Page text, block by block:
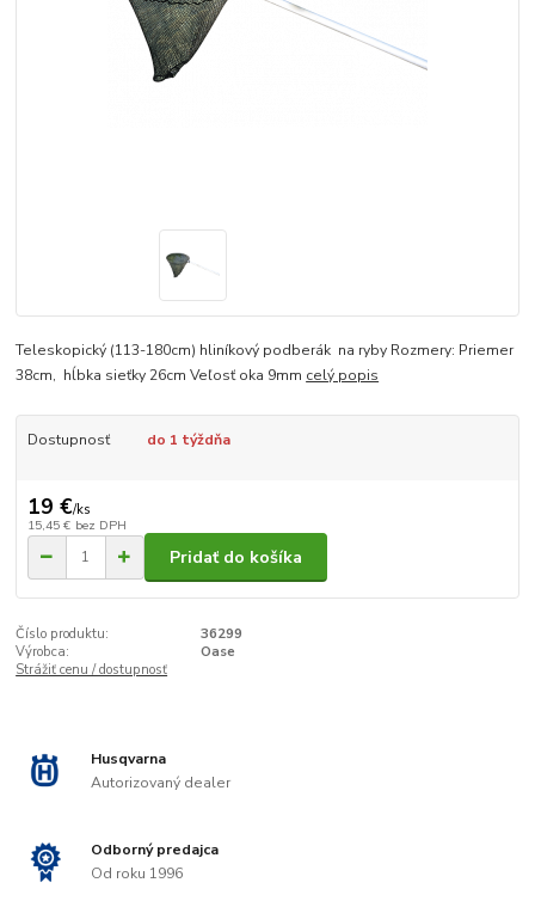
Teleskopický (113-180cm) hliníkový podberák na ryby Rozmery: Priemer
38cm, hĺbka sieťky 26cm Veľosť oka 9mm celý popis
Dostupnosť do 1 týždňa
19 €/ks
15,45 € bez DPH
Pridať do košíka
Číslo produktu:
36299
Výrobca:
Oase
Strážiť cenu / dostupnosť
Husqvarna
Autorizovaný dealer
Odborný predajca
Od roku 1996